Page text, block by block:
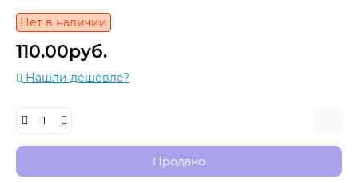
Нет в наличии
110.00руб.
Нашли дешевле?
Продано